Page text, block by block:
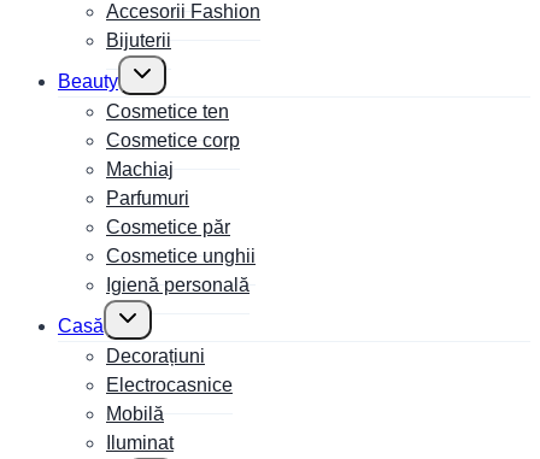
Accesorii Fashion
Bijuterii
Beauty
Toggle
menu
Cosmetice ten
Cosmetice corp
Machiaj
Parfumuri
Cosmetice păr
Cosmetice unghii
Igienă personală
Casă
Toggle
menu
Decorațiuni
Electrocasnice
Mobilă
Iluminat